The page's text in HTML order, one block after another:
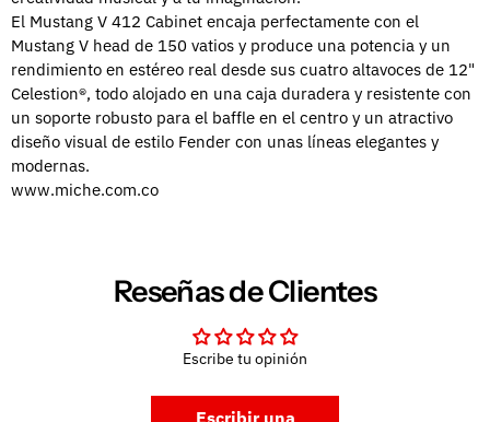
El Mustang V 412 Cabinet encaja perfectamente con el
Mustang V head de 150 vatios y produce una potencia y un
rendimiento en estéreo real desde sus cuatro altavoces de 12"
Celestion®, todo alojado en una caja duradera y resistente con
un soporte robusto para el baffle en el centro y un atractivo
diseño visual de estilo Fender con unas líneas elegantes y
modernas.
www.miche.com.co
Reseñas de Clientes
Escribe tu opinión
Escribir una